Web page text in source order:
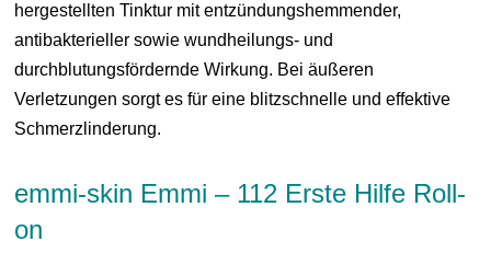
hergestellten Tinktur mit entzündungshemmender,
antibakterieller sowie wundheilungs- und
durchblutungsfördernde Wirkung. Bei äußeren
Verletzungen sorgt es für eine blitzschnelle und effektive
Schmerzlinderung.
emmi-skin Emmi – 112 Erste Hilfe Roll-
on